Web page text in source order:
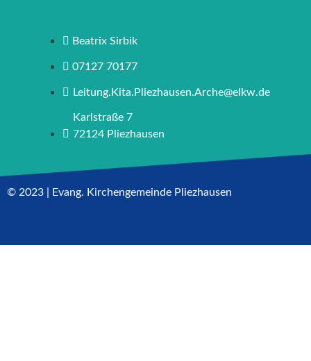
Beatrix Sirbik
07127 70177
Leitung.Kita.Pliezhausen.Arche@elkw.de
Karlstraße 7
72124 Pliezhausen
© 2023 | Evang. Kirchengemeinde Pliezhausen